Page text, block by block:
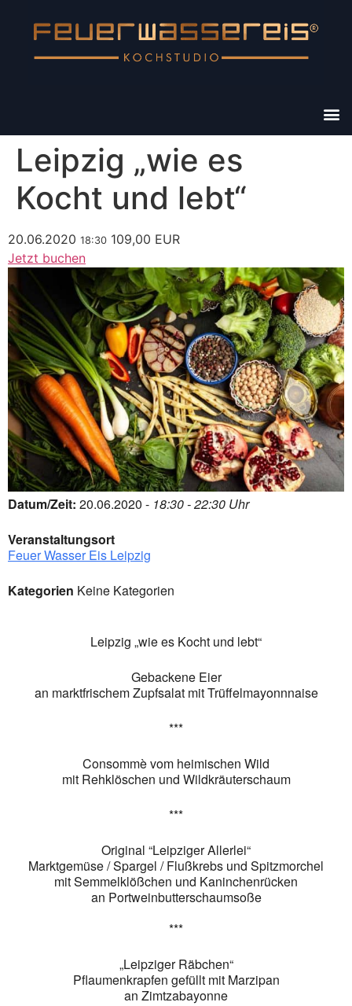
Leipzig „wie es
Kocht und lebt“
20.06.2020 18:30 109,00 EUR
Jetzt buchen
Datum/Zeit: 20.06.2020 - 18:30 - 22:30 Uhr
Veranstaltungsort
Feuer Wasser Eis Leipzig
Kategorien Keine Kategorien
Leipzig „wie es Kocht und lebt“
Gebackene Eier
an marktfrischemZupfsalat mitTrüffelmayonnnaise
***
Consommè vom heimischen Wild
mitRehklöschen und Wildkräuterschaum
***
Original “Leipziger Allerlei“
Marktgemüse / Spargel / Flußkrebs und Spitzmorchel
mitSemmelklößchen und Kaninchenrücken
an Portweinbutterschaumsoße
***
„Leipziger Räbchen“
Pflaumenkrapfen gefüllt mit Marzipan
an Zimtzabayonne